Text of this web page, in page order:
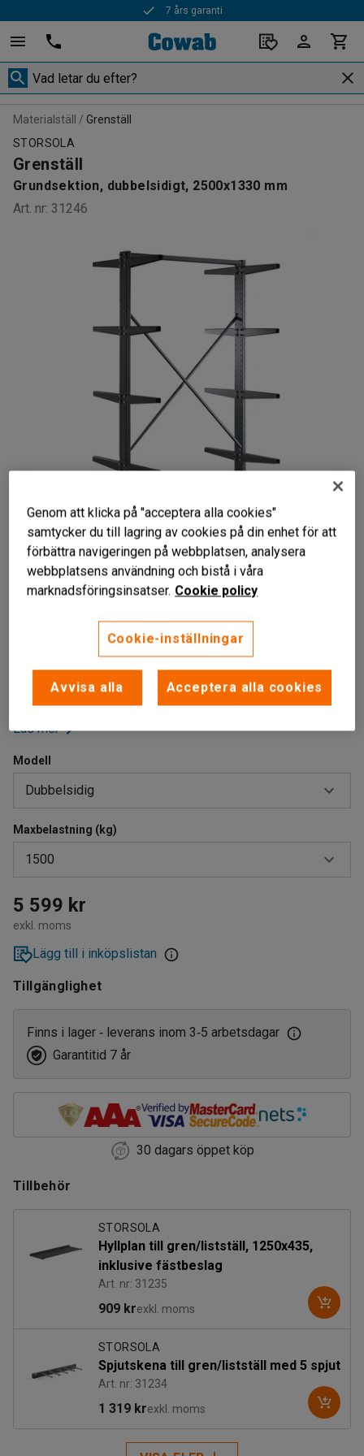
7 års garanti
Snabba leveranser
Materialställ
Grenställ
STORSOLA
Grenställ
Grundsektion, dubbelsidigt, 2500x1330 mm
Art. nr: 31246
För lättare långgods
Anpassningsbart
Rejält grenställ som passar för förvaring av lättare
ut och förlängas med påbyggnadssektioner.
Läs mer
Modell
Dubbelsidig
Dubbelsidig
Enkelsidig
Maxbelastning (kg)
1500
750
1500
5 599 kr
exkl. moms
Lägg till i inköpslistan
Tillgänglighet
Finns i lager ‑ leverans inom 3‑5 arbetsdagar
Garantitid 7 år
30 dagars öppet köp
Tillbehör
STORSOLA
Hyllplan till gren/listställ, 1250x435,
inklusive fästbeslag
Art. nr: 31235
909 krexkl. moms
STORSOLA
Spjutskena till gren/listställ med 5 spjut
Art. nr: 31234
1 319 krexkl. moms
Genom att klicka på "acceptera alla cookies"
samtycker du till lagring av cookies på din enhet för att
förbättra navigeringen på webbplatsen, analysera
webbplatsens användning och bistå i våra
marknadsföringsinsatser. Cookie policy
Cookie-inställningar
Avvisa alla Acceptera alla cookies